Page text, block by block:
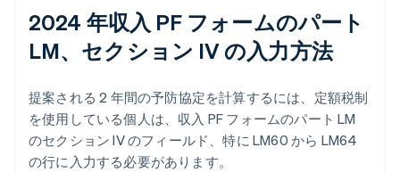
2024 年収入 PF フォームのパート
LM、セクション IV の入力方法
提案される 2 年間の予防協定を計算するには、定額税制
を使用している個人は、収入 PF フォームのパート LM
のセクション IV のフィールド、特に LM60 から LM64
の行に入力する必要があります。